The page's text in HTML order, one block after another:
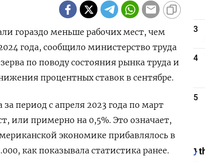
гораздо меньше рабочих мест, чем
года, сообщило министерство труда
по поводу состояния рынка труда и
процентных ставок в сентябре.
период с апреля 2023 года по март
или примерно на 0,5%. Это означает,
экономике прибавлялось в
как показывала статистика ранее.
3
4
5